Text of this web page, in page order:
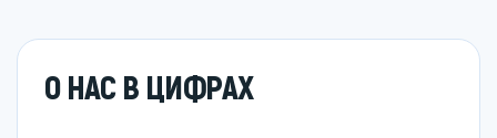
О НАС В ЦИФРАХ